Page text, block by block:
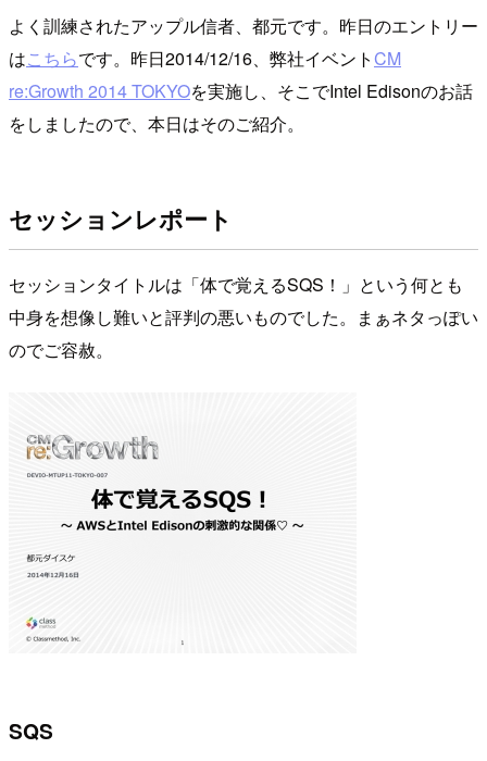
よく訓練されたアップル信者、都元です。昨日のエントリー
はこちらです。昨日2014/12/16、弊社イベントCM
re:Growth 2014 TOKYOを実施し、そこでIntel Edisonのお話
をしましたので、本日はそのご紹介。
セッションレポート
セッションタイトルは「体で覚えるSQS！」という何とも
中身を想像し難いと評判の悪いものでした。まぁネタっぽい
のでご容赦。
SQS